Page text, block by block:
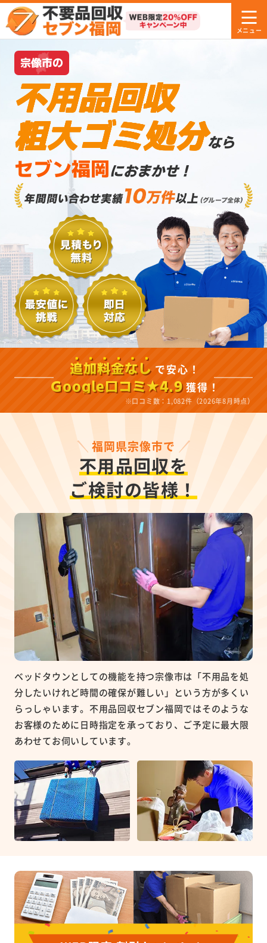
宗像市の
不用品回収
粗大ゴミ処分なら
セブン福岡 におまかせ！
追加料金なし で安心！
Google口コミ★4.9 獲得！
※口コミ数：1,082件（2026年8月時点）
福岡県宗像市で
不用品回収を
ご検討の皆様！
ベッドタウンとしての機能を持つ宗像市は「不用品を処
分したいけれど時間の確保が難しい」という方が多くい
らっしゃいます。不用品回収セブン福岡ではそのような
お客様のために日時指定を承っており、ご予定に最大限
あわせてお伺いしています。